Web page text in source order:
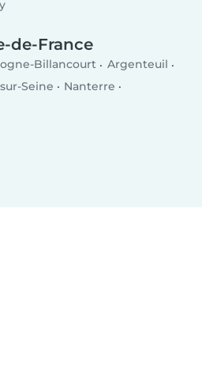
de-France
Billancourt
Argenteuil
Seine
Nanterre